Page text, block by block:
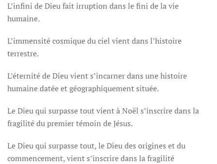
L’infini de Dieu fait irruption dans le fini de la vie
humaine.
L’immensité cosmique du ciel vient dans l’histoire
terrestre.
L’éternité de Dieu vient s’incarner dans une histoire
humaine datée et géographiquement située.
Le Dieu qui surpasse tout vient à Noël s’inscrire dans la
fragilité du premier témoin de Jésus.
Le Dieu qui surpasse tout, le Dieu des origines et du
commencement, vient s’inscrire dans la fragilité